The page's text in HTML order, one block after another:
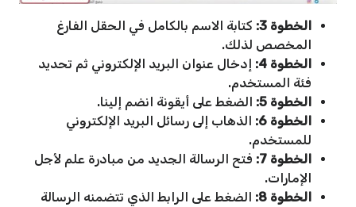
الخطوة 3:
كتابة الاسم بالكامل في الحقل الفارغ
المخصص لذلك.
الخطوة 4:
إدخال عنوان البريد الإلكتروني ثم تحديد
فئة المستخدم.
الخطوة 5:
الضغط على أيقونة انضم إلينا.
الخطوة 6:
الذهاب إلى رسائل البريد الإلكتروني
للمستخدم.
الخطوة 7:
فتح الرسالة الجديد من مبادرة علم لأجل
الإمارات.
الخطوة 8:
الضغط على الرابط الذي تتضمنه الرسالة